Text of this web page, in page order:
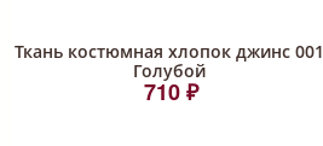
Ткань костюмная хлопок джинс 001
Голубой
710 ₽